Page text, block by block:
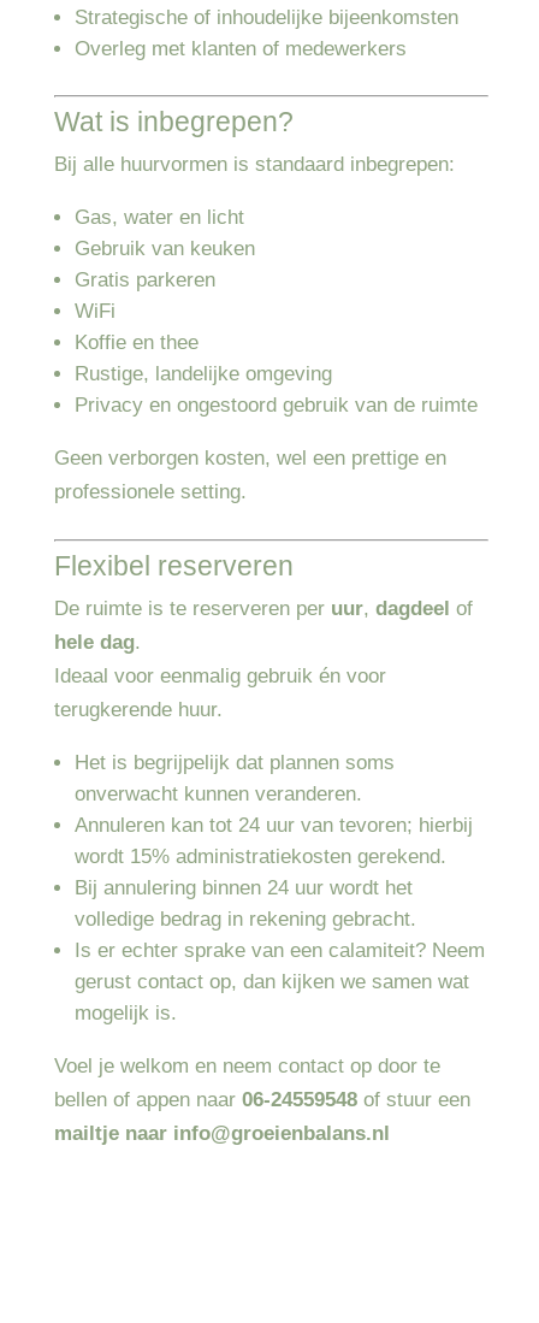
Strategische of inhoudelijke bijeenkomsten
Overleg met klanten of medewerkers
Wat is inbegrepen?
Bij alle huurvormen is standaard inbegrepen:
Gas, water en licht
Gebruik van keuken
Gratis parkeren
WiFi
Koffie en thee
Rustige, landelijke omgeving
Privacy en ongestoord gebruik van de ruimte
Geen verborgen kosten, wel een prettige en
professionele setting.
Flexibel reserveren
De ruimte is te reserveren per uur, dagdeel of
hele dag.
Ideaal voor eenmalig gebruik én voor
terugkerende huur.
Het is begrijpelijk dat plannen soms
onverwacht kunnen veranderen.
Annuleren kan tot 24 uur van tevoren; hierbij
wordt 15% administratiekosten gerekend.
Bij annulering binnen 24 uur wordt het
volledige bedrag in rekening gebracht.
Is er echter sprake van een calamiteit? Neem
gerust contact op, dan kijken we samen wat
mogelijk is.
Voel je welkom en neem contact op door te
bellen of appen naar06-24559548 of stuur een
mailtje naar info@groeienbalans.nl